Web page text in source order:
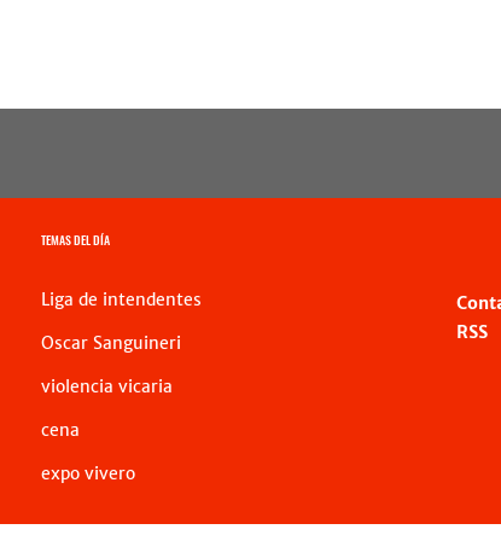
TEMAS DEL DÍA
Liga de intendentes
Oscar Sanguineri
violencia vicaria
cena
expo vivero
RSS